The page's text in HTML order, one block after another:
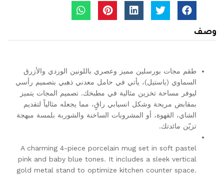
وصف
طقم مجات بورسلين مميز وعصري باللونين الوردي والأزرق
السماوي (باستيل)، يأتي في حامل معدني ذهبي بتصميم رأسي
ليوفر مساحة تخزين مثالية في مطبخك. تصميم المجات يتميز
بمقابض مريحة وشكل انسيابي راقٍ، مما يجعله مثالياً لتقديم
الشاي، القهوة، أو المشروبات الساخنة والشوربة بلمسة مبهجة
تزيّن مائدتك.
A charming 4-piece porcelain mug set in soft pastel
pink and baby blue tones. It includes a sleek vertical
gold metal stand to optimize kitchen counter space.